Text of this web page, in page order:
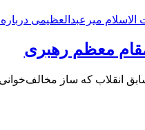
معظم رهبری
انقلاب که ساز